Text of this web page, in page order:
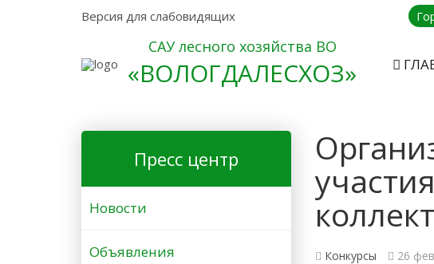
Версия для слабовидящих
САУ лесного хозяйства ВО
«ВОЛОГДАЛЕСХОЗ»
Конкурсы 26
Пресс центр
Новости
Объявления